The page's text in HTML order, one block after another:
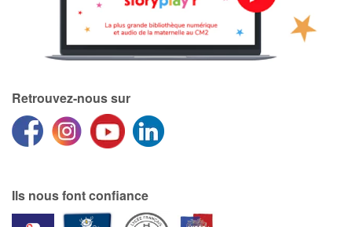
Retrouvez-nous sur
Ils nous font confiance